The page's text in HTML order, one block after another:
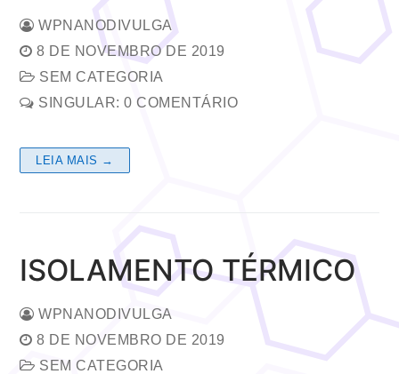
WPNANODIVULGA
8 DE NOVEMBRO DE 2019
SEM CATEGORIA
SINGULAR: 0 COMENTÁRIO
LEIA MAIS →
ISOLAMENTO TÉRMICO
WPNANODIVULGA
8 DE NOVEMBRO DE 2019
SEM CATEGORIA